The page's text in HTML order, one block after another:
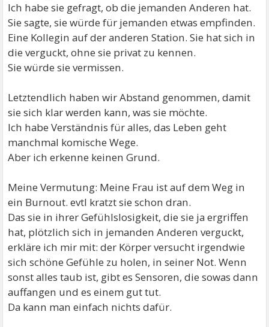
Ich habe sie gefragt, ob die jemanden Anderen hat.
Sie sagte, sie würde für jemanden etwas empfinden.
Eine Kollegin auf der anderen Station. Sie hat sich in
die verguckt, ohne sie privat zu kennen.
Sie würde sie vermissen.
Letztendlich haben wir Abstand genommen, damit
sie sich klar werden kann, was sie möchte.
Ich habe Verständnis für alles, das Leben geht
manchmal komische Wege.
Aber ich erkenne keinen Grund.
Meine Vermutung: Meine Frau ist auf dem Weg in
ein Burnout. evtl kratzt sie schon dran.
Das sie in ihrer Gefühlslosigkeit, die sie ja ergriffen
hat, plötzlich sich in jemanden Anderen verguckt,
erkläre ich mir mit: der Körper versucht irgendwie
sich schöne Gefühle zu holen, in seiner Not. Wenn
sonst alles taub ist, gibt es Sensoren, die sowas dann
auffangen und es einem gut tut.
Da kann man einfach nichts dafür.